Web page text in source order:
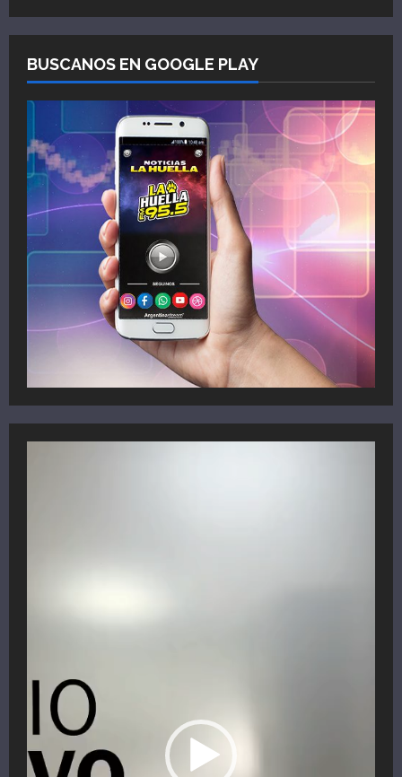
BUSCANOS EN GOOGLE PLAY